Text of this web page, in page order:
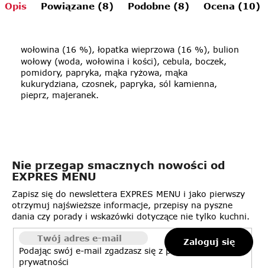
Opis Powiązane (8) Podobne (8) Ocena (10)
wołowina (16 %), łopatka wieprzowa (16 %), bulion
wołowy (woda, wołowina i kości), cebula, boczek,
pomidory, papryka, mąka ryżowa, mąka
kukurydziana, czosnek, papryka, sól kamienna,
pieprz, majeranek.
Nie przegap smacznych nowości od
EXPRES MENU
Zapisz się do newslettera EXPRES MENU i jako pierwszy
otrzymuj najświeższe informacje, przepisy na pyszne
dania czy porady i wskazówki dotyczące nie tylko kuchni.
Podając swój e-mail zgadzasz się zpolityką
prywatności
Zaloguj się